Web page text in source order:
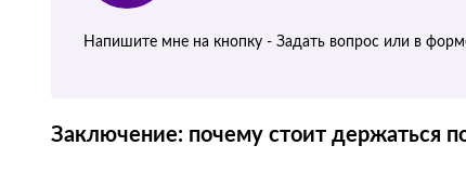
Напишите мне на кнопку - Задать вопрос или в
Заключение: почему стоит держаться